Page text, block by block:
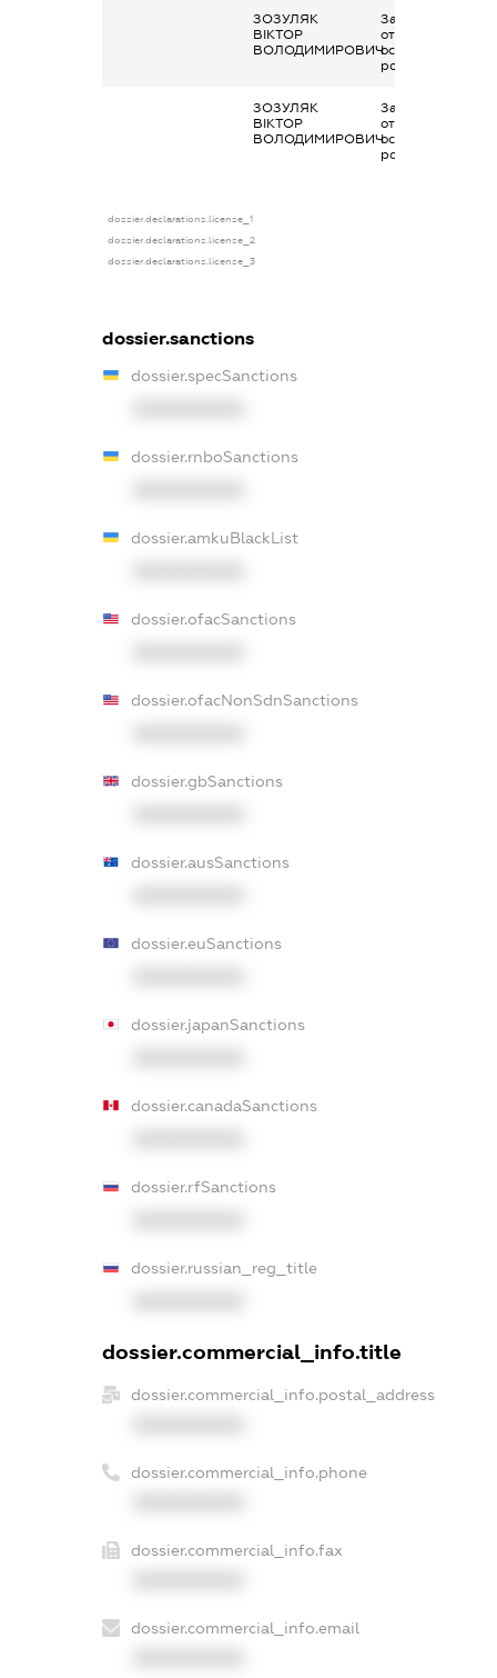
ЗОЗУЛЯК
ВІКТОР
ВОЛОДИМИРОВИЧ
Заробітна плата
отримана за
основним місцем
роботи
ЗОЗУЛЯК
ВІКТОР
ВОЛОДИМИРОВИЧ
Заробітна плата
отримана за
основним місцем
роботи
dossier.declarations.license_1
dossier.declarations.license_2
dossier.declarations.license_3
dossier.sanctions
dossier.specSanctions
dossier.rnboSanctions
dossier.amkuBlackList
dossier.ofacSanctions
dossier.ofacNonSdnSanctions
dossier.gbSanctions
dossier.ausSanctions
dossier.euSanctions
dossier.japanSanctions
dossier.canadaSanctions
dossier.rfSanctions
dossier.russian_reg_title
dossier.commercial_info.title
dossier.commercial_info.postal_address
dossier.commercial_info.phone
dossier.commercial_info.fax
dossier.commercial_info.email